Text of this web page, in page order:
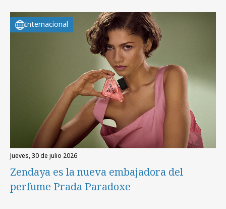
Internacional
jueves, 30 de julio 2026
Zendaya es la nueva embajadora del
perfume Prada Paradoxe